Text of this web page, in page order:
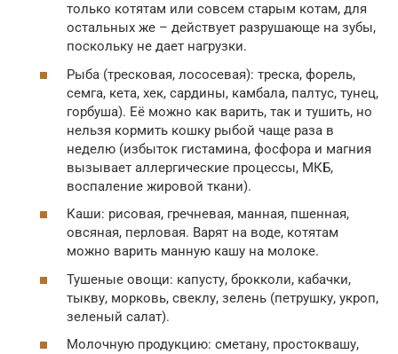
только котятам или совсем старым котам, для
остальных же – действует разрушающе на зубы,
поскольку не дает нагрузки.
Рыба (тресковая, лососевая): треска, форель,
семга, кета, хек, сардины, камбала, палтус, тунец,
горбуша). Её можно как варить, так и тушить, но
нельзя кормить кошку рыбой чаще раза в
неделю (избыток гистамина, фосфора и магния
вызывает аллергические процессы, МКБ,
воспаление жировой ткани).
Каши: рисовая, гречневая, манная, пшенная,
овсяная, перловая. Варят на воде, котятам
можно варить манную кашу на молоке.
Тушеные овощи: капусту, брокколи, кабачки,
тыкву, морковь, свеклу, зелень (петрушку, укроп,
зеленый салат).
Молочную продукцию: сметану, простоквашу,